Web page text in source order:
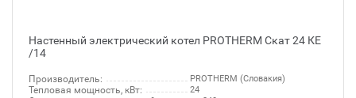
Настенный электрический котел PROTHERM Скат 24 КЕ
/14
Производитель: PROTHERM (Словакия)
Тепловая мощность, кВт: 24